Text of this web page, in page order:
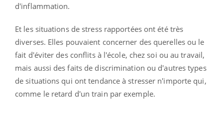
d'inflammation.
Et les situations de stress rapportées ont été très
diverses. Elles pouvaient concerner des querelles ou le
fait d'éviter des conflits à l'école, chez soi ou au travail,
mais aussi des faits de discrimination ou d'autres types
de situations qui ont tendance à stresser n'importe qui,
comme le retard d'un train par exemple.